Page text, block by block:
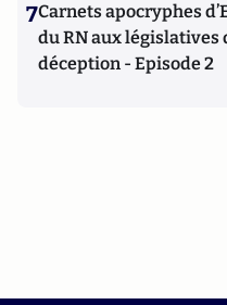
7Carnets apocryphes
du RN aux législatives
déception - Episode 2